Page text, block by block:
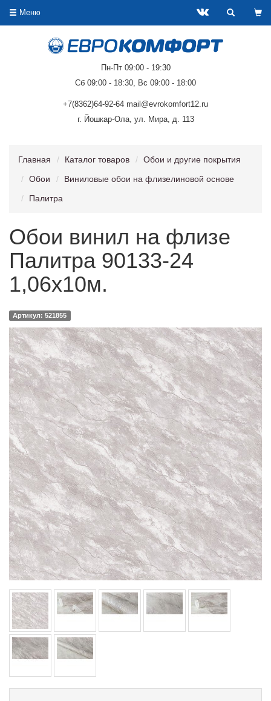
Меню
Пн-Пт 09:00 - 19:30
Сб 09:00 - 18:30, Вс 09:00 - 18:00
+7(8362)64-92-64 mail@evrokomfort12.ru
г. Йошкар-Ола, ул. Мира, д. 113
Главная Каталог товаров
Обои и другие покрытия
Обои
Виниловые обои на флизелиновой основе
Палитра
Обои винил на флизе
Палитра 90133-24
1,06х10м.
Артикул: 521855